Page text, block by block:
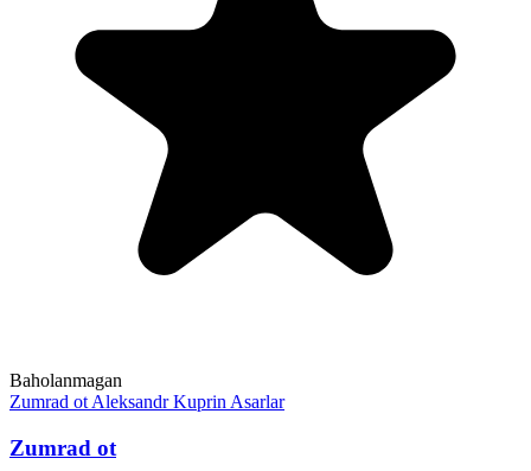
Baholanmagan
Zumrad ot Aleksandr Kuprin Asarlar
Zumrad ot